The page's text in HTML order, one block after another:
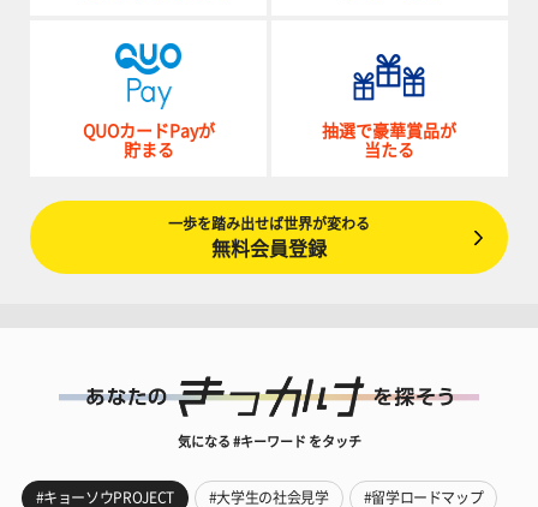
QUOカードPayが
貯まる
抽選で豪華賞品が
当たる
一歩を踏み出せば世界が変わる
無料会員登録
気になる #キーワード をタッチ
#キョーソウPROJECT #大学生の社会見学 #留学ロードマップ